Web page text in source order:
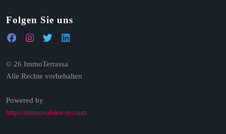
Folgen Sie uns
© 26 ImmoTerrassa
Alle Rechte vorbehalten
Powered by
http://immovables-re.com